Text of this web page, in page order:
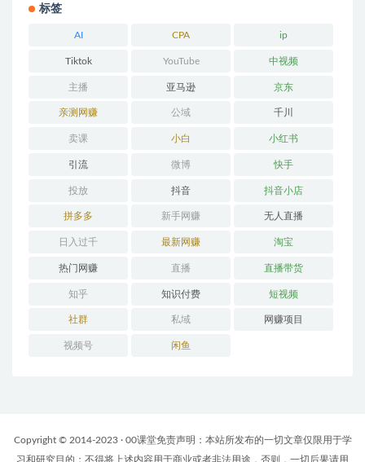
标签
AI CPA ip
Tiktok YouTube 中视频
主播 亚马逊 京东
亲测网赚 公域 千川
卖课 小白 小红书
引流 微博 快手
投放 抖音 抖音小店
拼多多 新手网赚 无人直播
日入过千 最新网赚 淘宝
热门网赚 直播 直播带货
知乎 知识付费 短视频
社群 私域 网赚项目
视频号 闲鱼
Copyright © 2014-2023 · 00课堂免责声明：本站所发布的一切文章仅限用于学
习和研究目的；不得将上述内容用于商业或者非法用途，否则，一切后果请用